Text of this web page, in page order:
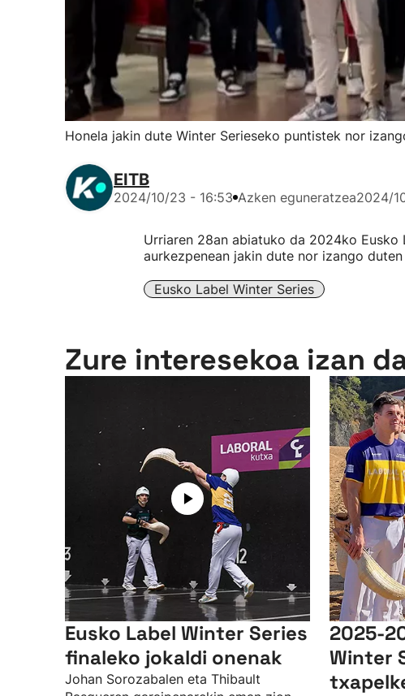
Honela jakin dute Winter Serieseko puntistek nor
EITB
2024/10/23 - 16:53 Azken eguneratzea2024/
Urriaren 28an abiatuko da 2024ko Eusko
aurkezpenean jakin dute nor izango
Eusko Label Winter Series
Zure interesekoa izan
Eusko Label Winter Series
finaleko jokaldi onenak
Johan Sorozabalen eta Thibault
2025-
Winter